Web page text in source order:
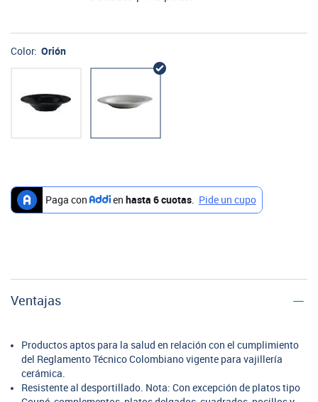
Color: Orión
Ventajas
Productos aptos para la salud en relación con el cumplimiento
del Reglamento Técnico Colombiano vigente para vajillería
cerámica.
Resistente al desportillado. Nota: Con excepción de platos tipo